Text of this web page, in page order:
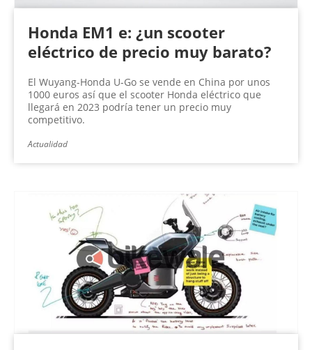
Honda EM1 e: ¿un scooter
eléctrico de precio muy barato?
El Wuyang-Honda U-Go se vende en China por unos
1000 euros así que el scooter Honda eléctrico que
llegará en 2023 podría tener un precio muy
competitivo.
Actualidad